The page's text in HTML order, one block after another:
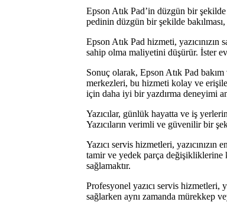
Epson Atık Pad’in düzgün bir şekilde
pedinin düzgün bir şekilde
Epson Atık Pad hizmeti,
sahip olma maliyetini düşürür. İster
Sonuç olarak, Epson Atık Pad
merkezleri, bu hizmeti kolay ve
için daha iyi bir yazdırma deneyimi
Yazıcılar, günlük hayatta ve iş
Yazıcıların verimli ve güvenilir bir
Yazıcı servis hizmetleri,
tamir ve yedek parça değişikliklerine
sağlamaktır.
Profesyonel yazıcı servis hizmetleri,
sağlarken aynı zamanda mürekkep